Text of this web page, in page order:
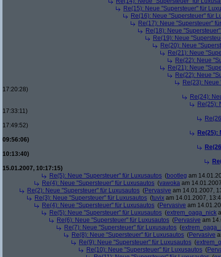
Re(15): Neue "Supersteuer" für
Re(16): Neue "Supersteuer" für
Re(17): Neue "Supersteuer"
Re(18): Neue
Re(19): Neue
Re(20): Neue
Re(21): Neue
Re(22): Neue
Re(21): Neue
Re(22): Neue
Re(23):
17:20:28)
Re(24):
Re(25):
17:33:11)
17:49:52)
Re(25):
09:56:06)
10:13:40)
15.01.2007, 10:17:15)
Re(5): Neue "Supersteuer" für Luxusautos (bootleg am
Re(4): Neue "Supersteuer" für Luxusautos (vawoka am
Re(2): Neue "Supersteuer" für Luxusautos (Pervasive am 14.01.2007,
Re(3): Neue "Supersteuer" für Luxusautos (tuvix am 14.01.2007,
Re(4): Neue "Supersteuer" für Luxusautos (Pervasive am
Re(5): Neue "Supersteuer" für Luxusautos (extrem_oaga_nick
Re(6): Neue "Supersteuer" für Luxusautos (Pervasive am
Re(7): Neue "Supersteuer" für Luxusautos (
Re(8): Neue "Supersteuer" für Luxusautos (Pervasive
Re(9): Neue "Supersteuer" für Luxusautos (
Re(10): Neue "Supersteuer" für Luxusautos (